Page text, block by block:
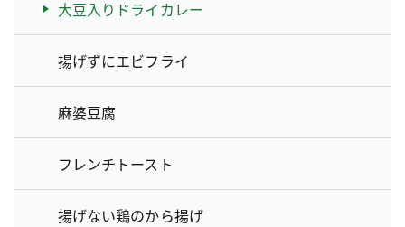
大豆入りドライカレー
揚げずにエビフライ
麻婆豆腐
フレンチトースト
揚げない鶏のから揚げ